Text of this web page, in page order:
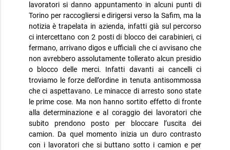
lavoratori si danno appuntamento in alcuni punti di
Torino per raccogliersi e dirigersi verso la Safim, ma la
notizia è trapelata in azienda, infatti già sul percorso
ci intercettano con 2 posti di blocco dei carabinieri, ci
fermano, arrivano digos e ufficiali che ci avvisano che
non avrebbero assolutamente tollerato alcun presidio
o blocco delle merci. Infatti davanti ai cancelli ci
troviamo le forze dell’ordine in tenuta antisommossa
che ci aspettavano. Le minacce di arresto sono state
le prime cose. Ma non hanno sortito effetto di fronte
alla determinazione e al coraggio dei lavoratori che
subito prendono posto per bloccare l’uscita dei
camion. Da quel momento inizia un duro contrasto
con i lavoratori che si buttano sotto i camion e per